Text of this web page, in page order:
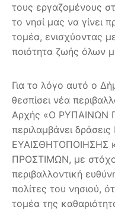
τους εργαζομένους
το νησί μας να γίνει
τομέα, ενισχύοντας
ποιότητα ζωής όλων
Για το λόγο αυτό ο
θεσπίσει νέα
Αρχής «Ο ΡΥΠΑΙΝΩΝ
περιλαμβάνει
ΕΥΑΙΣΘΗΤΟΠΟΙΗΣΗΣ
ΠΡΟΣΤΙΜΩΝ, με
περιβαλλοντική
πολίτες του νησιού,
τομέα της